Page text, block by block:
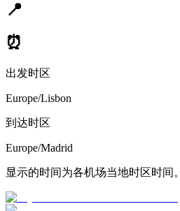
📍
⏰
出发时区
Europe/Lisbon
到达时区
Europe/Madrid
显示的时间为各机场当地时区时间。